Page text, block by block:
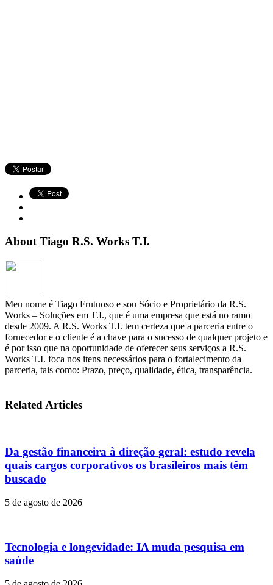
About Tiago R.S. Works T.I.
Meu nome é Tiago Frutuoso e sou Sócio e Proprietário da R.S.
Works – Soluções em T.I., que é uma empresa que está no ramo
desde 2009. A R.S. Works T.I. tem certeza que a parceria entre o
fornecedor e o cliente é a chave para o sucesso de qualquer projeto e
é por isso que na oportunidade de oferecer seus serviços a R.S.
Works T.I. foca nos itens necessários para o fortalecimento da
parceria, tais como: Prazo, preço, qualidade, ética, transparência.
Related Articles
Da gestão financeira à direção geral: estudo revela
quais cargos corporativos os brasileiros mais têm
buscado
5 de agosto de 2026
Tecnologia e longevidade: IA muda pesquisa em
saúde